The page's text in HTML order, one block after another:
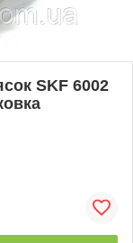
SKF 6002